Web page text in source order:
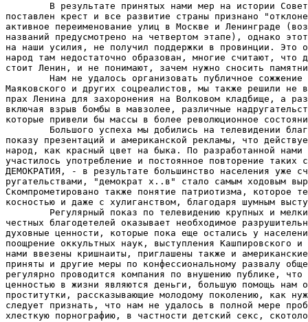
В результате принятых нами мер на истории
поставлен крест и все развитие страны признано
активное переименование улиц в Москве и Ленинграде
названий предусмотрено на четвертом этапе), однако
на наши усилия, не получил поддержки в провинции. Это
народ там недостаточно образован, многие считают, что
стоит Ленин, и не понимают, зачем нужно сносить
Нам не удалось организовать публичное сожжение
Маяковского и других соцреалистов, мы также решили не
прах Ленина для захоронения на Волковом кладбище, а
включая взрыв бомбы в мавзолее, различные
которые привели бы массы в более революционное
Большого успеха мы добились на телевидении
показу презентаций и американской рекламы, что
народ, как красный цвет на быка. По разработанной нами
участилось употребление и постоянное повторение таких
ДЕМОКРАТИЯ, - в результате большинство населения уже
ругательствами, "демократ х..в" стало самым ходовым
Скомпрометировано также понятие патриотизма, которое
косностью и даже с хулиганством, благодаря шумным
Регулярный показ по телевидению крупных и
честных благодетелей оказывает необходимое
духовные ценности, которые пока еще остались у
поощрение оккультных наук, выступления Кашпировского
нами ввезены кришнаиты, приглашены также и
приняты и другие меры по конфессиональному развалу
регулярно проводится компания по внушению публике, что
ценностью в жизни являются деньги, большую помощь нам
проститутки, рассказывающие молодому поколению, как
следует признать, что нам не удалось в полной мере
хлесткую порнографию, в частности детский секс,